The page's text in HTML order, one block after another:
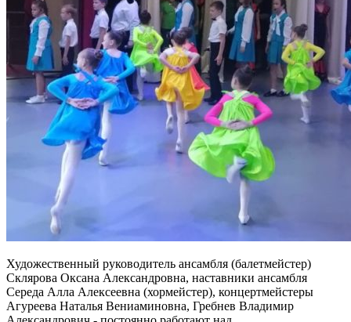
Художественный руководитель ансамбля (балетмейстер)
Склярова Оксана Александровна, наставники ансамбля
Середа Алла Алексеевна (хормейстер), концертмейстеры
Агуреева Наталья Вениаминовна, Гребнев Владимир